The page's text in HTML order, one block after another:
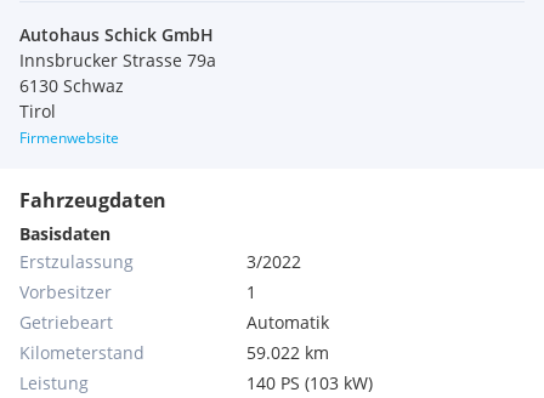
Autohaus Schick GmbH
Innsbrucker Strasse 79a
6130 Schwaz
Tirol
Firmenwebsite
Fahrzeugdaten
Basisdaten
Erstzulassung
3/2022
Vorbesitzer
1
Getriebeart
Automatik
Kilometerstand
59.022 km
Leistung
140 PS (103 kW)